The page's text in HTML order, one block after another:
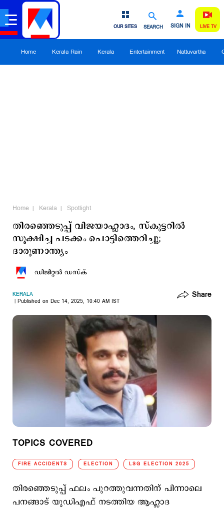
SEARCH SIGN IN
OUR SITES LIVE TV
Home Kerala Rain Kerala Entertainment Nattuvartha
Home Kerala Spotlight
തിരഞ്ഞെടുപ്പ് വിജയാഹ്ലാദം, സ്കൂട്ടറിൽ
സൂക്ഷിച്ച പടക്കം പൊട്ടിത്തെറിച്ചു;
ദാരുണാന്ത്യം
ഡിജിറ്റല്‍ ഡസ്ക്
KERALA
Published on Dec 14, 2025, 10:40 AM IST
Share
TOPICS COVERED
FIRE ACCIDENTS ELECTION LSG ELECTION 2025
തിരഞ്ഞെടുപ്പ് ഫലം പുറത്തുവന്നതിന് പിന്നാലെ
പനങ്ങാട് യുഡിഎഫ് നടത്തിയ ആഹ്ലാദ